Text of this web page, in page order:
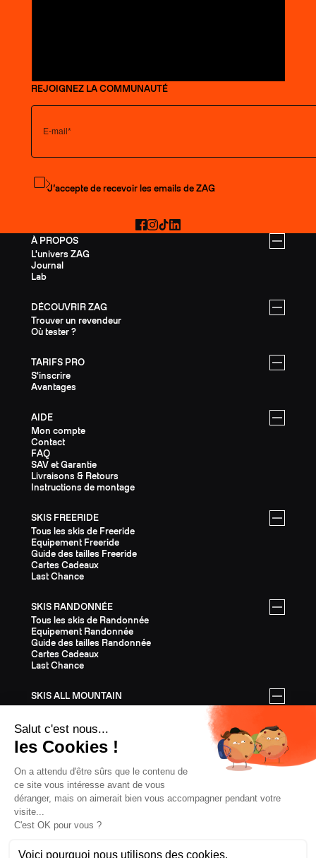
À PROPOS
L'univers ZAG
Journal
Lab
DÉCOUVRIR ZAG
Trouver un revendeur
Où tester ?
TARIFS PRO
S'inscrire
Avantages
AIDE
Mon compte
Contact
FAQ
SAV et Garantie
Livraisons & Retours
Instructions de montage
SKIS FREERIDE
Tous les skis de Freeride
Equipement Freeride
Guide des tailles Freeride
Cartes Cadeaux
Last Chance
SKIS RANDONNÉE
Tous les skis de Randonnée
Equipement Randonnée
Guide des tailles Randonnée
Cartes Cadeaux
Last Chance
SKIS ALL MOUNTAIN
Tous les skis All Mountain
Guide des tailles All Mountain
Cartes Cadeaux
Last Chance
ÉQUIPEMENT
Tout l'Équipement
Casques
Fixations
Bâtons
Couteaux
REJOIGNEZ LA COMMUNAUTÉ
S'abonner à la newsletter
J’accepte de recevoir les emails de ZAG
Facebook
Instagram
TikTokLinkedIn